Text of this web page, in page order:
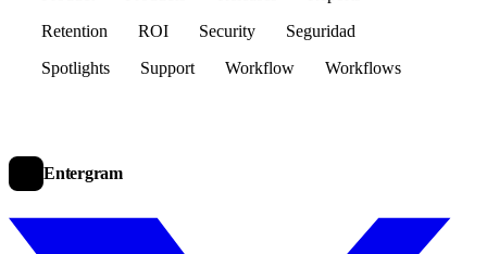
Retention
ROI Security
Seguridad
Spotlights
Support Workflow Workflows
Entergram